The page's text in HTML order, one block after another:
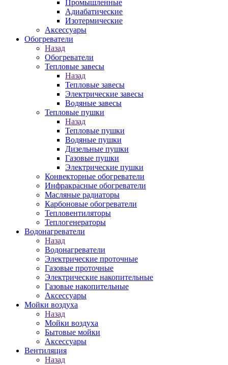
Промышленныe
Адиабатические
Изотермические
Аксессуары
Обогреватели
Назад
Обогреватели
Тепловые завесы
Назад
Тепловые завесы
Электрические завесы
Водяные завесы
Тепловые пушки
Назад
Тепловые пушки
Водяные пушки
Дизельные пушки
Газовые пушки
Электрические пушки
Конвекторные обогреватели
Инфракрасные обогреватели
Масляные радиаторы
Карбоновые обогреватели
Тепловентиляторы
Теплогенераторы
Водонагреватели
Назад
Водонагреватели
Электрические проточные
Газовые проточные
Электрические накопительные
Газовые накопительные
Аксессуары
Мойки воздуха
Назад
Мойки воздуха
Бытовые мойки
Аксессуары
Вентиляция
Назад